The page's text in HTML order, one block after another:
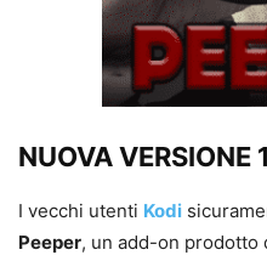
NUOVA VERSIONE
I vecchi utenti Kodi
Peeper, un add-on prodotto